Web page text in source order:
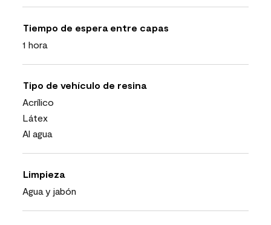
Tiempo de espera entre capas
1 hora
Tipo de vehículo de resina
Acrílico
Látex
Al agua
Limpieza
Agua y jabón